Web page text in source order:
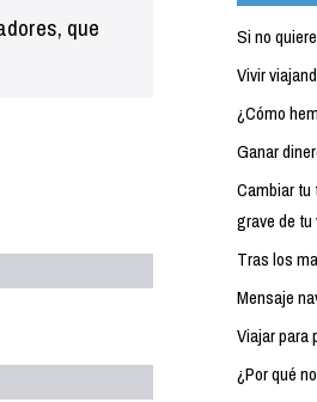
que
Si no
Vivir
¿Cómo
Ganar
Cambiar tu
grave de tu
Tras los
Mensaje
Viajar para
¿Por qué